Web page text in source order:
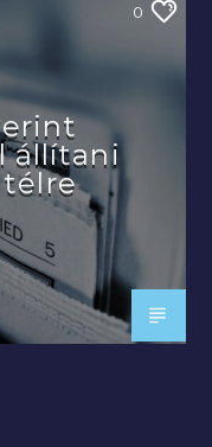
0
állítani
télre